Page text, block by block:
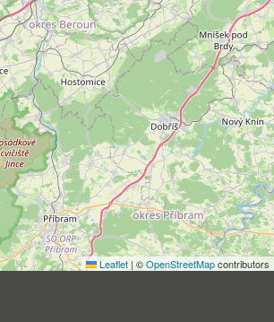
Leaflet | ©OpenStreetMapcontributors